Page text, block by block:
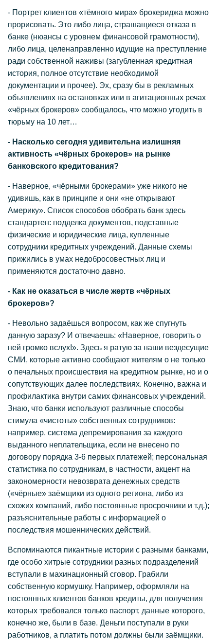
- Портрет клиентов «тёмного мира» брокериджа можно
прорисовать. Это либо лица, страшащиеся отказа в
банке (нюансы с уровнем финансовой грамотности),
либо лица, целенаправленно идущие на преступление
ради собственной наживы (загубленная кредитная
история, полное отсутствие необходимой
документации и прочее). Эх, сразу бы в рекламных
объявлениях на остановках или в агитационных речах
«чёрных брокеров» сообщалось, что можно угодить в
тюрьму на 10 лет…
- Насколько сегодня удивительна излишняя
активность «чёрных брокеров» на рынке
банковского кредитования?
- Наверное, «чёрными брокерами» уже никого не
удивишь, как в принципе и они «не открывают
Америку». Список способов обобрать банк здесь
стандартен: подделка документов, подставные
физические и юридические лица, купленные
сотрудники кредитных учреждений. Данные схемы
прижились в умах недобросовестных лиц и
применяются достаточно давно.
- Как не оказаться в числе жертв «чёрных
брокеров»?
- Невольно задаёшься вопросом, как же спугнуть
данную заразу? И отвечаешь: «Наверное, говорить о
ней громко вслух!». Здесь я ратую за наши вездесущие
СМИ, которые активно сообщают жителям о не только
о печальных происшествия на кредитном рынке, но и о
сопутствующих далее последствиях. Конечно, важна и
профилактика внутри самих финансовых учреждений.
Знаю, что банки используют различные способы
стимула «чистоты» собственных сотрудников:
например, система депремирования за каждого
выданного неплательщика, если не внесено по
договору порядка 3-6 первых платежей; персональная
статистика по сотрудникам, в частности, акцент на
закономерности невозврата денежных средств
(«чёрные» заёмщики из одного региона, либо из
схожих компаний, либо постоянные просрочники и т.д.);
разъяснительные работы с информацией о
последствия мошеннических действий.
Вспоминаются пикантные истории с разными банками,
где особо хитрые сотрудники разных подразделений
вступали в махинационный сговор. Грабили
собственную кормушку. Например, оформляли на
постоянных клиентов банков кредиты, для получения
которых требовался только паспорт, данные которого,
конечно же, были в базе. Деньги поступали в руки
работников, а платить потом должны были заёмщики.